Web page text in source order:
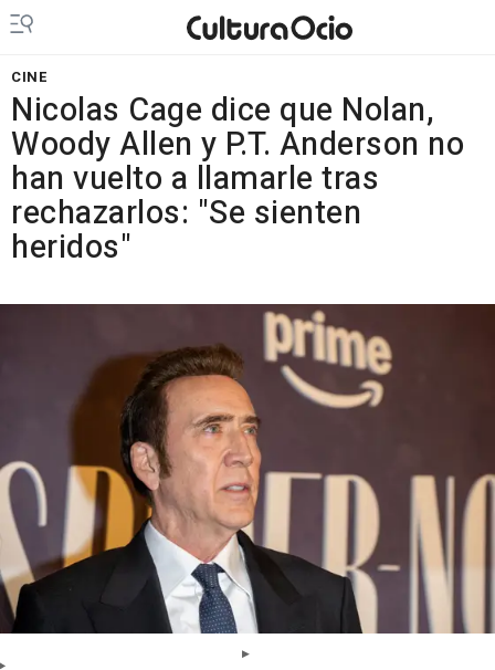
CINE
Nicolas Cage dice que Nolan,
Woody Allen y P.T. Anderson no
han vuelto a llamarle tras
rechazarlos: "Se sienten
heridos"